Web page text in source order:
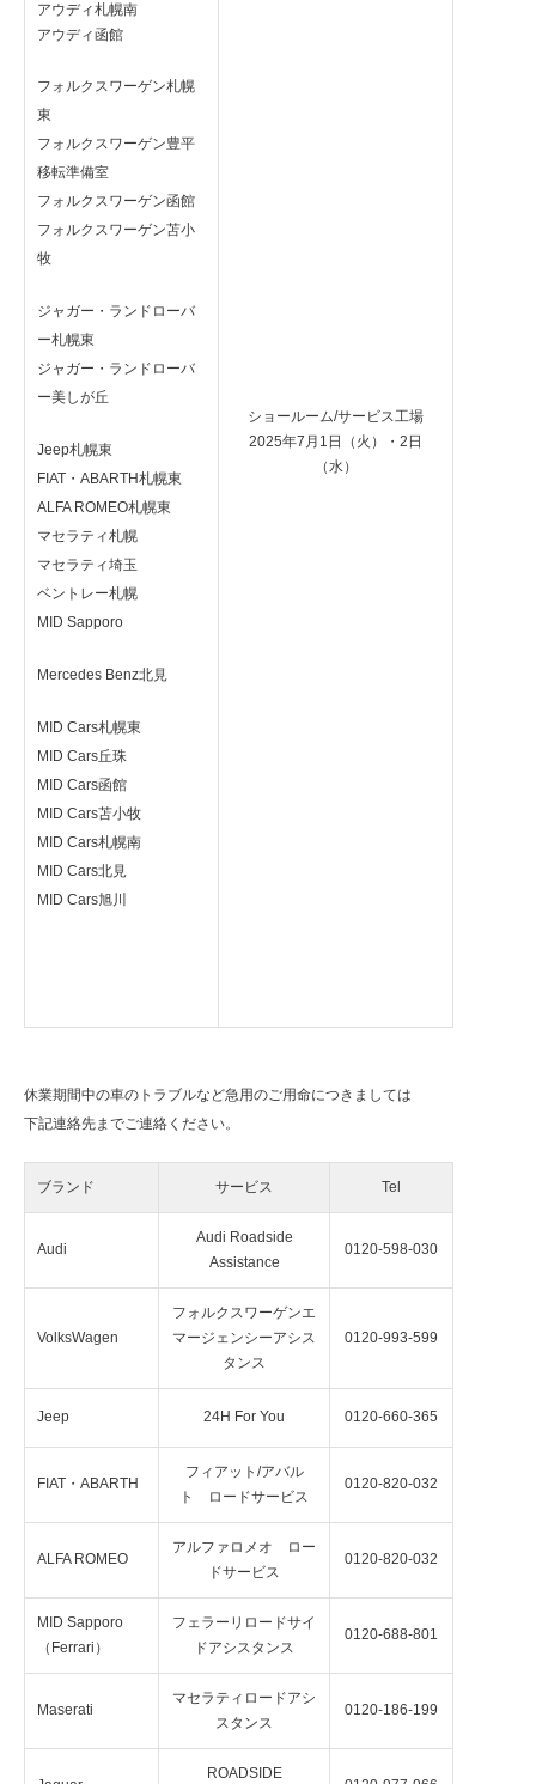
アウディ札幌南
アウディ函館
フォルクスワーゲン札幌
東
フォルクスワーゲン豊平
移転準備室
フォルクスワーゲン函館
フォルクスワーゲン苫小
牧
ジャガー・ランドローバ
ー札幌東
ジャガー・ランドローバ
ー美しが丘
Jeep札幌東
FIAT・ABARTH札幌東
ALFA ROMEO札幌東
マセラティ札幌
マセラティ埼玉
ベントレー札幌
MID Sapporo
Mercedes Benz北見
MID Cars札幌東
MID Cars丘珠
MID Cars函館
MID Cars苫小牧
MID Cars札幌南
MID Cars北見
MID Cars旭川
ショールーム/サービス工場
2025年7月1日（火）・2日
（水）
休業期間中の車のトラブルなど急用のご用命につきましては
下記連絡先までご連絡ください。
ブランド サービス Tel
Audi
Audi Roadside
Assistance
0120-598-030
VolksWagen
フォルクスワーゲンエ
マージェンシーアシス
タンス
0120-993-599
Jeep 24H For You 0120-660-365
FIAT・ABARTH
フィアット/アバル
ト ロードサービス
0120-820-032
ALFA ROMEO
アルファロメオ ロー
ドサービス
0120-820-032
MID Sapporo
（Ferrari）
フェラーリロードサイ
ドアシスタンス
0120-688-801
Maserati
マセラティロードアシ
スタンス
0120-186-199
ROADSIDE